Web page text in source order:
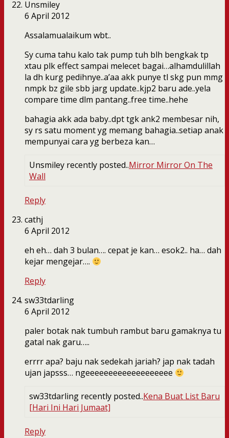
Unsmiley
6 April 2012
Assalamualaikum wbt..
Sy cuma tahu kalo tak pump tuh blh bengkak tp
xtau plk effect sampai melecet bagai…alhamdulillah
la dh kurg pedihnye..a’aa akk punye tl skg pun mmg
nmpk bz gile sbb jarg update..kjp2 baru ade..yela
compare time dlm pantang..free time..hehe
bahagia akk ada baby..dpt tgk ank2 membesar nih,
sy rs satu moment yg memang bahagia..setiap anak
mempunyai cara yg berbeza kan…
Unsmiley recently posted..Mirror Mirror On The
Wall
Reply
cathj
6 April 2012
eh eh… dah 3 bulan…. cepat je kan… esok2.. ha… dah
kejar mengejar….
Reply
sw33tdarling
6 April 2012
paler botak nak tumbuh rambut baru gamaknya tu
gatal nak garu…..
errrr apa? baju nak sedekah jariah? jap nak tadah
ujan japsss… ngeeeeeeeeeeeeeeeeeee
sw33tdarling recently posted..Kena Buat List Baru
[Hari Ini Hari Jumaat]
Reply